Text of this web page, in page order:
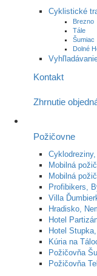
Cyklistické
Brezno
Tále
Šumiac
Dolné
Kontakt
Zhrnutie
Požičovne
Mobilná
Mobilná
Profibikers,
Villa
Hradisko,
Hotel
Hotel
Kúria na
Požičovňa
Požičovňa